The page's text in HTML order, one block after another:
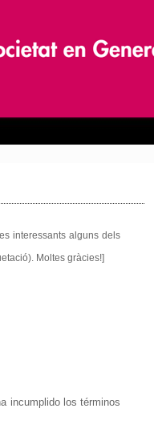
interessants alguns dels
Moltes gràcies!]
incumplido los términos